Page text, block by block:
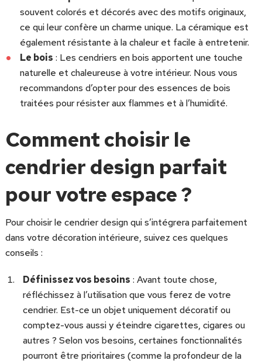
souvent colorés et décorés avec des motifs originaux,
ce qui leur confère un charme unique. La céramique est
également résistante à la chaleur et facile à entretenir.
Le bois : Les cendriers en bois apportent une touche
naturelle et chaleureuse à votre intérieur. Nous vous
recommandons d’opter pour des essences de bois
traitées pour résister aux flammes et à l’humidité.
Comment choisir le
cendrier design parfait
pour votre espace ?
Pour choisir le cendrier design qui s’intégrera parfaitement
dans votre décoration intérieure, suivez ces quelques
conseils :
Définissez vos besoins : Avant toute chose,
réfléchissez à l’utilisation que vous ferez de votre
cendrier. Est-ce un objet uniquement décoratif ou
comptez-vous aussi y éteindre cigarettes, cigares ou
autres ? Selon vos besoins, certaines fonctionnalités
pourront être prioritaires (comme la profondeur de la